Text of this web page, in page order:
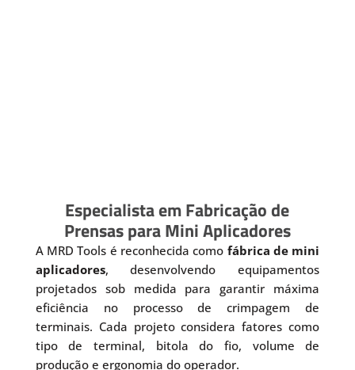
Especialista em Fabricação de
Prensas para Mini Aplicadores
A MRD Tools é reconhecida como fábrica de mini
aplicadores, desenvolvendo equipamentos
projetados sob medida para garantir máxima
eficiência no processo de crimpagem de
terminais. Cada projeto considera fatores como
tipo de terminal, bitola do fio, volume de
produção e ergonomia do operador.